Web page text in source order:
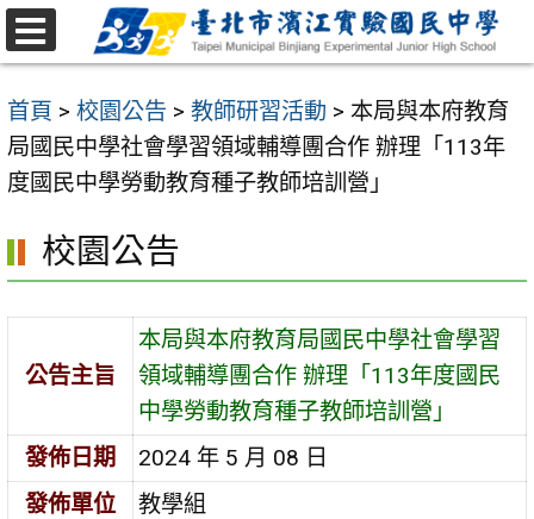
跳
至
要
內
容
首頁 > 校園公告 > 教師研習活動 > 本局與本府教育
局國民中學社會學習領域輔導團合作 辦理「113年
度國民中學勞動教育種子教師培訓營」
校園公告
公告主旨
本局與本府教育局國民中學社會學習
領域輔導團合作 辦理「113年度國民
中學勞動教育種子教師培訓營」
發佈日期
2024 年 5 月 08 日
發佈單位
教學組
選
單